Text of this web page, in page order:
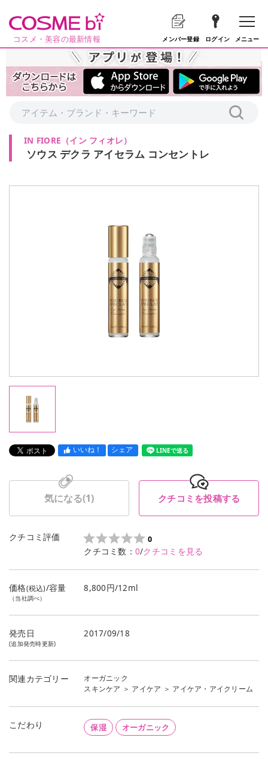
コスメ・美容の最新情報 メンバー登録 ログイン メニュー
IN FIORE （イン フィオレ）
ソウス デクラ アイセラム コンセントレ
いいね！ シェア LINEで送る
気になる(1) クチコミを投稿する
クチコミ評価 0
クチコミ数： 0/クチコミを見る
価格(税込)/容量
（当社調べ）
8,800円/12ml
発売日
(追加発売時更新)
2017/09/18
関連カテゴリー
オーガニック
スキンケア ＞ アイケア ＞ アイケア・アイクリーム
こだわり 保湿 オーガニック